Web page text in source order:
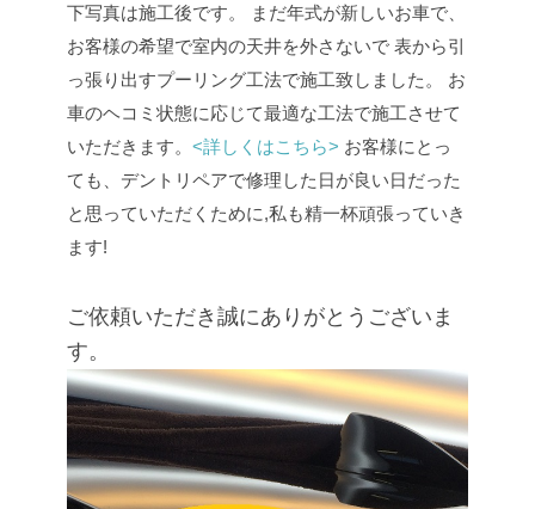
下写真は施工後です。
まだ年式が新しいお車で、
お客様の希望で室内の天井を外さないで 表から引
っ張り出すプーリング工法で施工致しました。
お
車のヘコミ状態に応じて最適な工法で施工させて
いただきます。 <詳しくはこちら> お客様にとっ
ても、デントリペアで修理した日が良い日だった
と思っていただくために,私も精一杯頑張っていき
ます!
ご依頼いただき誠にありがとうございま
す。